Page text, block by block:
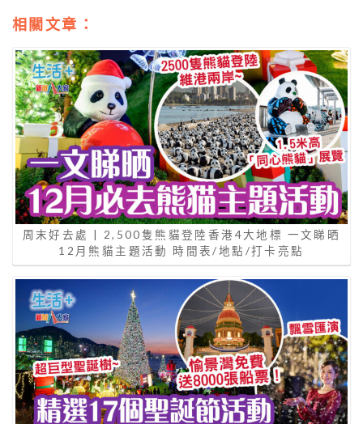
相關文章：
周末好去處 | 2,500隻熊貓登陸香港4大地標 一文睇晒
12月熊貓主題活動 時間表/地點/打卡亮點